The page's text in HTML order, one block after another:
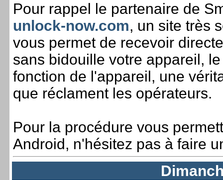
Pour rappel le partenaire de
unlock-now.com, un site très
vous permet de recevoir
sans bidouille votre appareil,
fonction de l'appareil, une
que réclament les opérateurs.
Pour la procédure vous
Android, n'hésitez pas à faire